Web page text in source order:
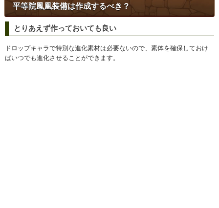
平等院鳳凰装備は作成するべき？
とりあえず作っておいても良い
ドロップキャラで特別な進化素材は必要ないので、素体を確保しておけ
ばいつでも進化させることができます。